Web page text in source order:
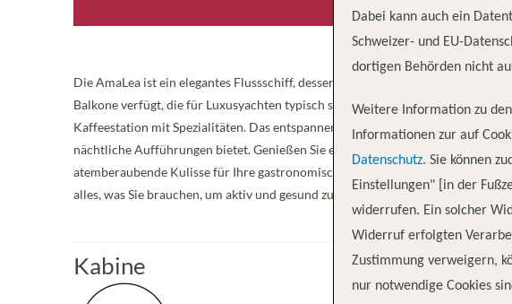
Die AmaLea ist ein elegantes Flussschiff, dessen Design mit leuchtenden
Balkone verfügt, die für Luxusyachten typisch sind. Auf den Decks finden sich
Kaffeestation mit Spezialitäten. Das entspannende Sonnendeck verfügt über
nächtliche Aufführungen bietet. Genießen Sie ein unvergleichliches
atemberaubende Kulisse für Ihre gastronomische Unterhaltung bilden. Und
alles, was Sie brauchen, um aktiv und gesund zu bleiben, während Sie die
Kabine
Dabei kann auch ein
Schweizer- und EU-
dortigen Behörden nicht
Weitere Information zu
Informationen zur auf
Datenschutz. Sie können
Einstellungen" [in der
widerrufen. Ein solcher
Widerruf erfolgten
Zustimmung verweigern,
nur notwendige Cookies